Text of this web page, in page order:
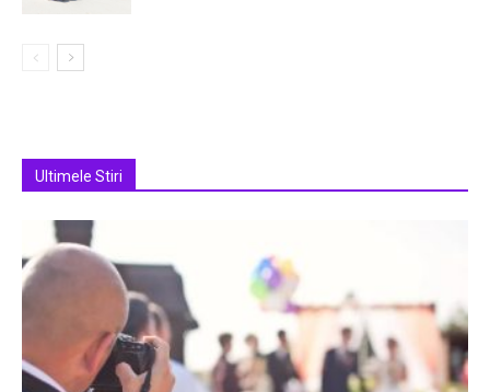
Ultimele Stiri